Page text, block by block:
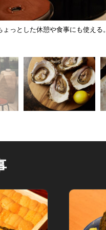
ょっとした休憩や食事にも使える